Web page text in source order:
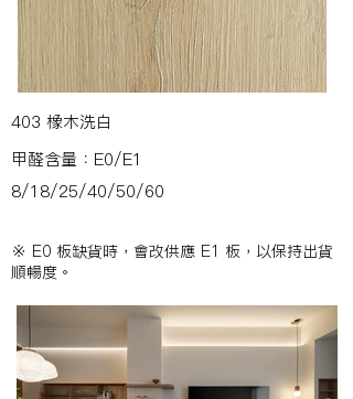
403 橡木洗白
甲醛含量：E0/E1
8/18/25/40/50/60
※ E0 板缺貨時，會改供應 E1 板，以保持出貨
順暢度。